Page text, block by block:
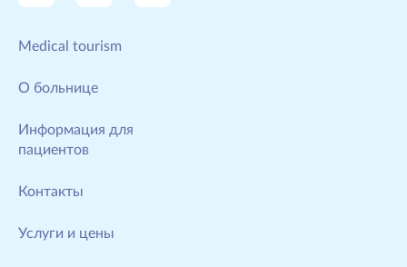
Мedical tourism
О больнице
Информация для
пациентов
Контакты
Услуги и цены